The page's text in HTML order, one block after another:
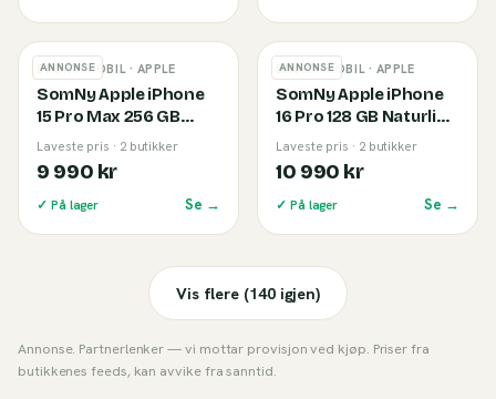
ANNONSE
BRUKT MOBIL· APPLE
SomNy Apple iPhone
15 Pro Max 256 GB
Natural Titanium (B)
Laveste pris · 2 butikker
9 990 kr
✓ På lager Se →
ANNONSE
BRUKT MOBIL· APPLE
SomNy Apple iPhone
16 Pro 128 GB Naturlig
Titan (B)
Laveste pris · 2 butikker
10 990 kr
✓ På lager Se →
Vis flere (140igjen)
Annonse. Partnerlenker — vi mottar provisjon ved kjøp. Priser fra
butikkenes feeds, kan avvike fra sanntid.